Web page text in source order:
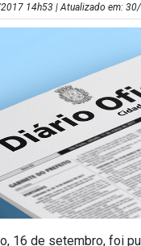
14h53 | Atualizado em:
16 de setembro, foi